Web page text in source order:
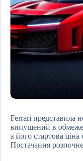
Ferrari представила
випущений в
а його стартова
Постачання